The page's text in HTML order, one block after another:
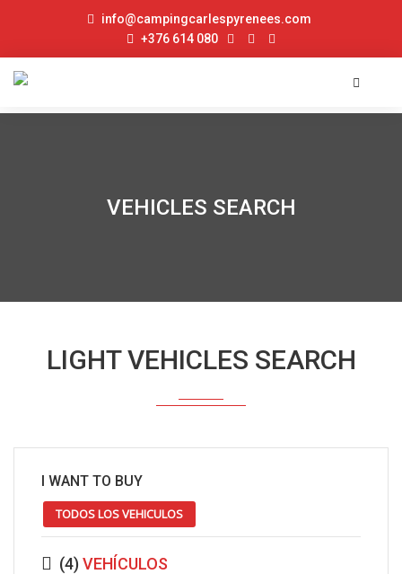
info@campingcarlespyrenees.com
+376 614 080
VEHICLES SEARCH
LIGHT VEHICLES SEARCH
I WANT TO BUY
TODOS LOS VEHICULOS
(4) VEHÍCULOS